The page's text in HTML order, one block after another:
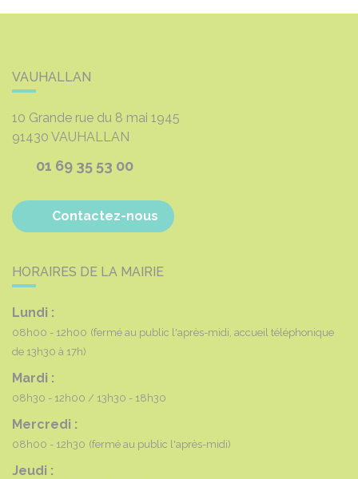
VAUHALLAN
10 Grande rue du 8 mai 1945
91430 VAUHALLAN
01 69 35 53 00
Contactez-nous
HORAIRES DE LA MAIRIE
Lundi :
08h00 - 12h00 (fermé au public l'après-midi, accueil téléphonique
de 13h30 à 17h)
Mardi :
08h30 - 12h00 13h30 - 18h30
Mercredi :
08h00 - 12h30 (fermé au public l'après-midi)
Jeudi :